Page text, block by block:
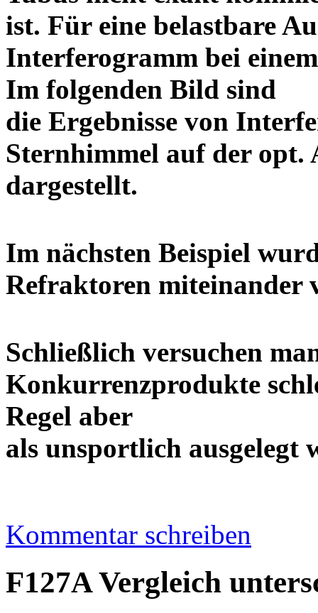
ist. Für eine belastbare
Interferogramm bei
Im folgenden Bild sind
die Ergebnisse von
Sternhimmel auf der opt.
Im nächsten Beispiel
Refraktoren
Schließlich versuchen
Konkurrenzprodukte
Regel aber
als unsportlich
Kommentar schreiben
F127A Vergleich